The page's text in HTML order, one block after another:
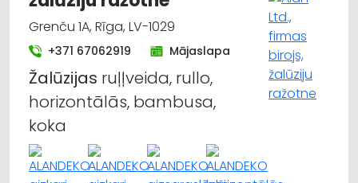
Grenču 1A, Rīga, LV-1029
+371 67062919 Mājaslapa
Žalūzijas ruļļveida, rullo,
horizontālās, bambusa,
koka